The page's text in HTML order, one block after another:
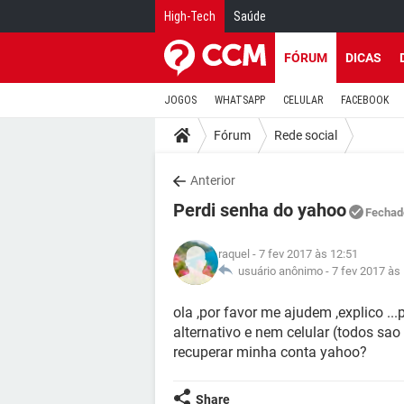
High-Tech Saúde
FÓRUM DICAS
JOGOS WHATSAPP CELULAR FACEBOOK
Fórum Rede social
Anterior
Perdi senha do yahoo
raquel - 7 fev 2017 às 12:51
usuário anônimo - 7 fev 2017 às
ola ,por favor me ajudem ,explico
alternativo e nem celular (todos
recuperar minha conta yahoo?
Share